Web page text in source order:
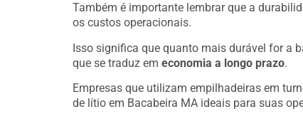
Também é importante lembrar que a
os custos operacionais.
Isso significa que quanto mais durável for a
que se traduz em economia a longo prazo.
Empresas que utilizam empilhadeiras em
de lítio em Bacabeira MA ideais para suas